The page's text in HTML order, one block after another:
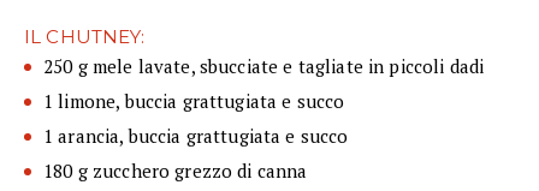
IL CHUTNEY:
250 g mele lavate, sbucciate e tagliate in piccoli dadi
1 limone, buccia grattugiata e succo
1 arancia, buccia grattugiata e succo
180 g zucchero grezzo di canna